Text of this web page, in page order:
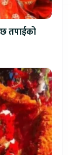
तपाईको